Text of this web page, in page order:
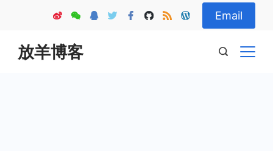
content
Email
放羊博客